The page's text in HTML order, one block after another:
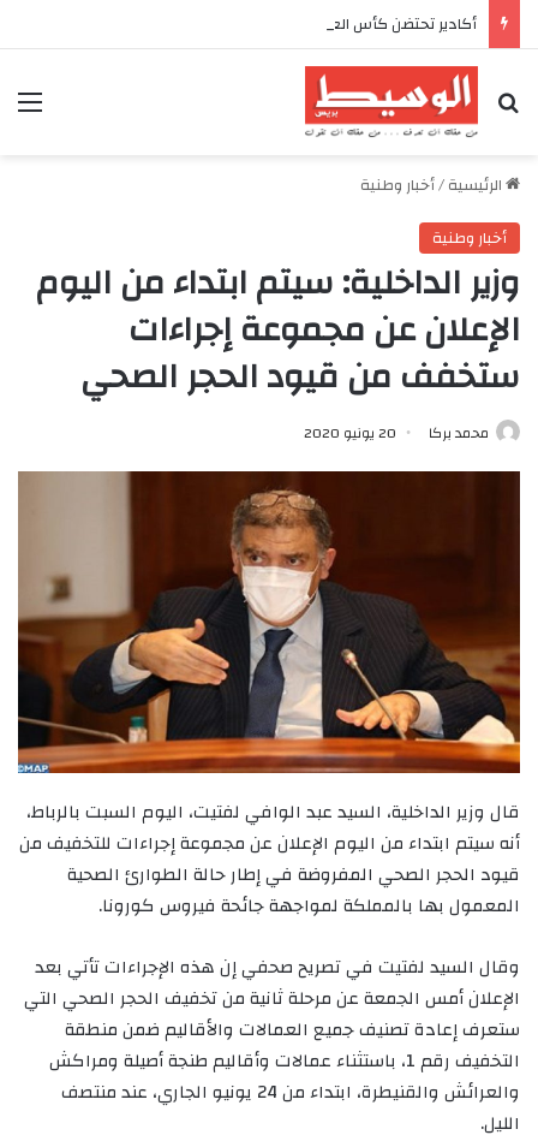
بحث عن
الرئيسية/أخبار وطنية
أخبار وطنية
وزير الداخلية: سيتم ابتداء من اليوم
الإعلان عن مجموعة إجراءات
ستخفف من قيود الحجر الصحي
محمد بركا 20 يونيو 2020
قال وزير الداخلية، السيد عبد الوافي لفتيت، اليوم السبت بالرباط،
أنه سيتم ابتداء من اليوم الإعلان عن مجموعة إجراءات للتخفيف من
قيود الحجر الصحي المفروضة في إطار حالة الطوارئ الصحية
المعمول بها بالمملكة لمواجهة جائحة فيروس كورونا.
وقال السيد لفتيت في تصريح صحفي إن هذه الإجراءات تأتي بعد
الإعلان أمس الجمعة عن مرحلة ثانية من تخفيف الحجر الصحي التي
ستعرف إعادة تصنيف جميع العمالات والأقاليم ضمن منطقة
التخفيف رقم 1، باستثناء عمالات وأقاليم طنجة أصيلة ومراكش
والعرائش والقنيطرة، ابتداء من 24 يونيو الجاري، عند منتصف
الليل.